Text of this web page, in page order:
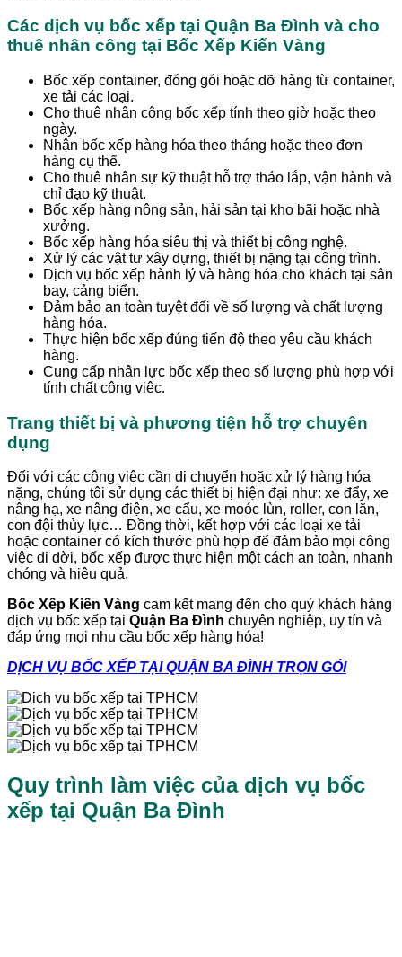
Các dịch vụ bốc xếp tại Quận Ba Đình và cho
thuê nhân công tại Bốc Xếp Kiến Vàng
Bốc xếp container, đóng gói hoặc dỡ hàng từ container,
xe tải các loại.
Cho thuê nhân công bốc xếp tính theo giờ hoặc theo
ngày.
Nhận bốc xếp hàng hóa theo tháng hoặc theo đơn
hàng cụ thể.
Cho thuê nhân sự kỹ thuật hỗ trợ tháo lắp, vận hành và
chỉ đạo kỹ thuật.
Bốc xếp hàng nông sản, hải sản tại kho bãi hoặc nhà
xưởng.
Bốc xếp hàng hóa siêu thị và thiết bị công nghệ.
Xử lý các vật tư xây dựng, thiết bị nặng tại công trình.
Dịch vụ bốc xếp hành lý và hàng hóa cho khách tại sân
bay, cảng biển.
Đảm bảo an toàn tuyệt đối về số lượng và chất lượng
hàng hóa.
Thực hiện bốc xếp đúng tiến độ theo yêu cầu khách
hàng.
Cung cấp nhân lực bốc xếp theo số lượng phù hợp với
tính chất công việc.
Trang thiết bị và phương tiện hỗ trợ chuyên
dụng
Đối với các công việc cần di chuyển hoặc xử lý hàng hóa
nặng, chúng tôi sử dụng các thiết bị hiện đại như: xe đẩy, xe
nâng hạ, xe nâng điện, xe cẩu, xe moóc lùn, roller, con lăn,
con đội thủy lực… Đồng thời, kết hợp với các loại xe tải
hoặc container có kích thước phù hợp để đảm bảo mọi công
việc di dời, bốc xếp được thực hiện một cách an toàn, nhanh
chóng và hiệu quả.
Bốc Xếp Kiến Vàng cam kết mang đến cho quý khách hàng
dịch vụ bốc xếp tại Quận Ba Đình chuyên nghiệp, uy tín và
đáp ứng mọi nhu cầu bốc xếp hàng hóa!
DỊCH VỤ BỐC XẾP TẠI QUẬN BA ĐÌNH TRỌN GÓI
Quy trình làm việc của dịch vụ bốc
xếp tại Quận Ba Đình